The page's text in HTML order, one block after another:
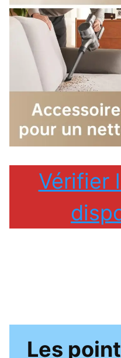
Vérifier
Les